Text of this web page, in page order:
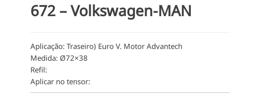
672 – Volkswagen-MAN
Aplicação: Traseiro) Euro V. Motor Advantech
Medida: Ø72×38
Refil:
Aplicar no tensor: